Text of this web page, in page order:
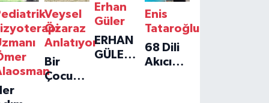
Veysel
Özaraz
Anlatıyor
Bir
Çocuğun
Erhan
Güler
ERHAN
GÜLER'IN
Enis
Tataroğlu
68 Dili
Akıcı